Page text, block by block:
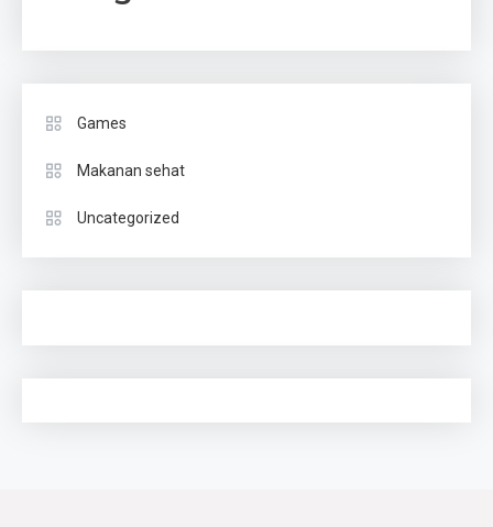
Games
Makanan sehat
Uncategorized